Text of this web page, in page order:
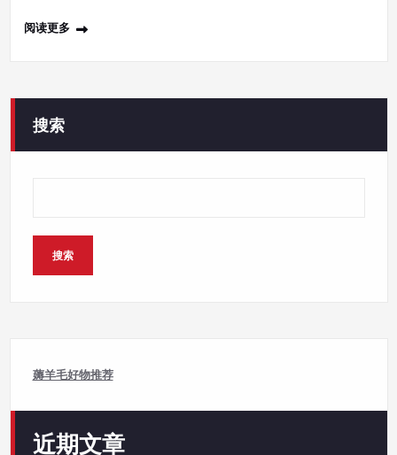
阅读更多
搜索
搜索
薅羊毛好物推荐
近期文章